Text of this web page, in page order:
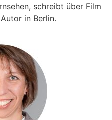
schreibt über Film
in Berlin.